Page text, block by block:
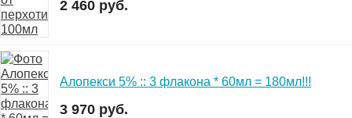
2 460 руб.
Алопекси 5% :: 3 флакона * 60мл = 180мл!!!
3 970 руб.